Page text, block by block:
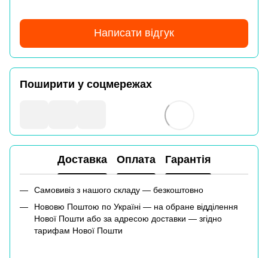
Написати відгук
Поширити у соцмережах
Доставка Оплата Гарантія
Самовивіз з нашого складу — безкоштовно
Нововю Поштою по Україні — на обране відділення
Нової Пошти або за адресою доставки — згідно
тарифам Нової Пошти